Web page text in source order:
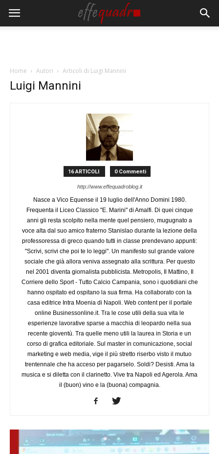
Home Autori Articoli di Luigi Mannini
Luigi Mannini
16 ARTICOLI 0 Commenti
http://www.effequadroblog.it
Nasce a Vico Equense il 19 luglio dell'Anno Domini 1980.
Frequenta il Liceo Classico "E. Marini" di Amalfi. Di quei cinque
anni gli resta scolpito nella mente quel pensiero, mugugnato a
voce alta dal suo amico fraterno Stanislao durante la lezione della
professoressa di greco quando tutti in classe prendevano appunti:
"Scrivi, scrivi che poi te lo leggi". Un manifesto sul grande valore
sociale che già allora veniva assegnato alla scrittura. Per questo
nel 2001 diventa giornalista pubblicista. Metropolis, Il Mattino, Il
Corriere dello Sport - Tutto Calcio Campania, sono i quotidiani che
hanno ospitato ed ospitano la sua firma. Ha collaborato con la
casa editrice Intra Moenia di Napoli. Web content per il portale
online Businessonline.it. Tra le cose utili della sua vita le
esperienze lavorative sparse a macchia di leopardo nella sua
recente gioventù. Tra quelle meno utili la laurea in Storia e un
corso di grafica editoriale. Sul master in comunicazione, social
marketing e web media, vige il più stretto riserbo visto il mutuo
trentennale che ha acceso per pagarselo. Soldi? Desisti. Ama la
musica e si diletta con il clarinetto. Vive tra Napoli ed Agerola. Ama
il (buon) vino e la (buona) compagnia.